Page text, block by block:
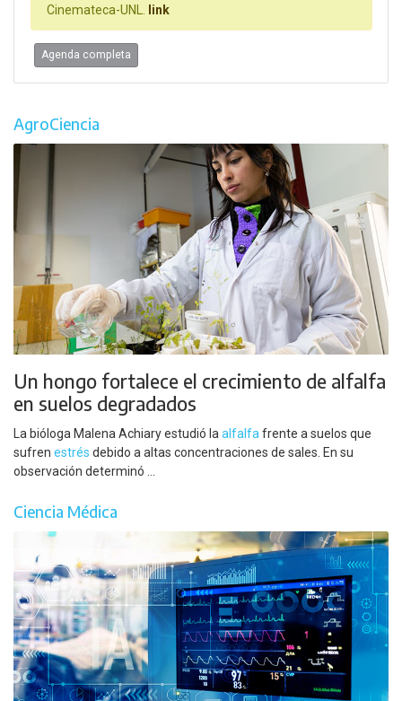
Cinemateca-UNL. link
Agenda completa
AgroCiencia
Un hongo fortalece el crecimiento de alfalfa
en suelos degradados
La bióloga Malena Achiary estudió la alfalfa frente a suelos que
sufren estrés debido a altas concentraciones de sales. En su
observación determinó ...
Ciencia Médica